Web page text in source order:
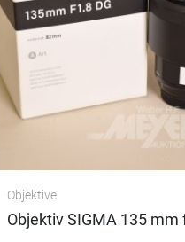
hinzufügen
Objektive
Objektiv SIGMA 135 mm